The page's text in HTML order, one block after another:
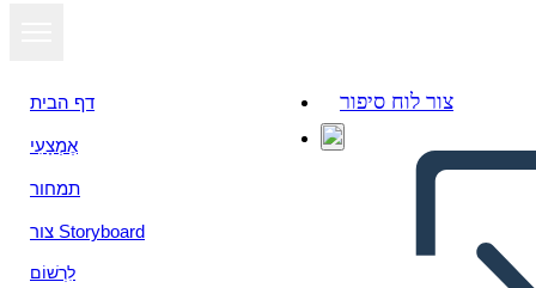
דף הבית
אֶמְצָעִי
תמחור
צור Storyboard
לִרְשׁוֹם
צור לוח סיפור